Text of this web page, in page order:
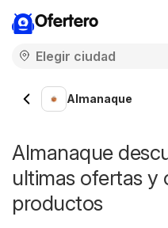
Ofertero
Almanaque
Almanaque
ultimas ofertas y
productos